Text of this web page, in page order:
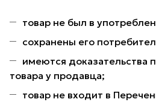
товар не был в
сохранены его
имеются доказательства
товара у продавца;
товар не входит в